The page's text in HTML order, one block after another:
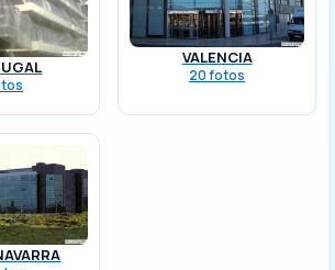
VALENCIA
20 fotos